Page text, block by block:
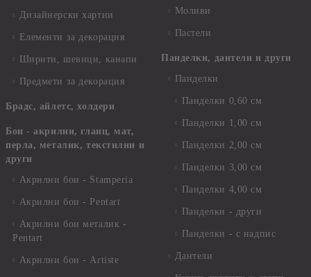
Дизайнерски хартии
Елементи за декорация
Ширити, шевици, канапи
Предмети за декорация
Брадс, айлетс, холдери
Бои - акрилни, гланц, мат,
перла, металик, текстилни и
други
Акрилни бои - Stamperia
Акрилни бои - Pentart
Акрилни бои металик -
Pentart
Акрилни бои - Artiste
Моливи
Пастели
Панделки, дантели и други
Панделки
Панделки 0,60 см
Панделки 1,00 см
Панделки 2,00 см
Панделки 3,00 см
Панделки 4,00 см
Панделки - други
Панделки - с надпис
Дантели